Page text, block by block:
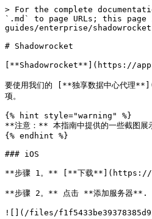
> For the complete
`.md` to page URLs; this
guides/enterprise/
# Shadowrocket
[**Shadowrocket**](https://
要使用我们的 [**独享数据中心
项。
{% hint style="warning" %}
**注意：** 本指南中提供的一些截图展
{% endhint %}
### iOS
**步骤 1。** [**下载**](https://
**步骤 2。** 点击 **添加服务器**.
![](/files/